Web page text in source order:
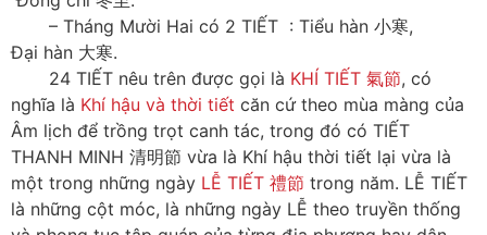
– Tháng Mười Hai có 2 TIẾT : Tiểu hàn 小寒,
Đại hàn 大寒.
24 TIẾT nêu trên được gọi là KHÍ TIẾT 氣節, có
nghĩa là Khí hậu và thời tiết căn cứ theo mùa màng của
Âm lịch để trồng trọt canh tác, trong đó có TIẾT
THANH MINH 清明節 vừa là Khí hậu thời tiết lại vừa là
một trong những ngày LỄ TIẾT 禮節 trong năm. LỄ TIẾT
là những cột móc, là những ngày LỄ theo truyền thống